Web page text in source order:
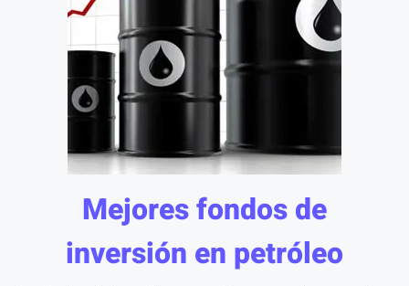
Mejores fondos de
inversión en petróleo